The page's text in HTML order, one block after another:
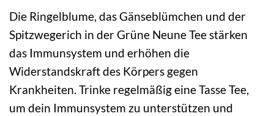
Die Ringelblume, das Gänseblümchen und der
Spitzwegerich in der Grüne Neune Tee stärken
das Immunsystem und erhöhen die
Widerstandskraft des Körpers gegen
Krankheiten. Trinke regelmäßig eine Tasse Tee,
um dein Immunsystem zu unterstützen und